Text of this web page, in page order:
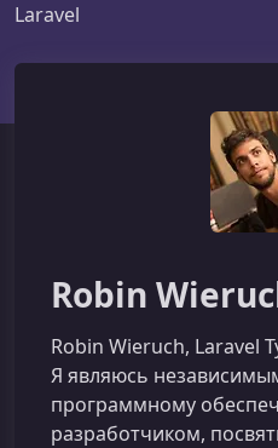
Laravel
Robin
Robin Wieruch, Laravel
Я являюсь
программному
разработчиком,